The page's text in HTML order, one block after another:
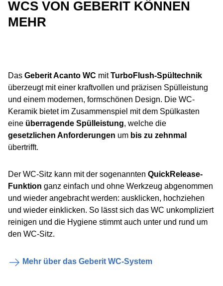
WCS VON GEBERIT KÖNNEN
MEHR
Das Geberit Acanto WC mitTurboFlush-Spültechnik
überzeugt mit einer kraftvollen und präzisen Spülleistung
und einem modernen, formschönen Design. Die WC-
Keramik bietet im Zusammenspiel mit dem Spülkasten
eine überragende Spülleistung, welche die
gesetzlichen Anforderungen um bis zu zehnmal
übertrifft.
Der WC-Sitz kann mit der sogenannten QuickRelease-
Funktion ganz einfach und ohne Werkzeug abgenommen
und wieder angebracht werden: ausklicken, hochziehen
und wieder einklicken. So lässt sich das WC unkompliziert
reinigen und die Hygiene stimmt auch unter und rund um
den WC-Sitz.
Mehr über das Geberit WC-System